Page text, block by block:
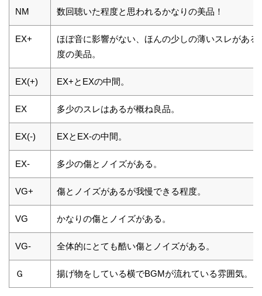
NM 数回聴いた程度と思われるかなりの美品！
EX+
ほぼ音に影響がない、ほんの少しの薄いスレがある
度の美品。
EX(+) EX+とEXの中間。
EX 多少のスレはあるが概ね良品。
EX(-) EXとEX-の中間。
EX- 多少の傷とノイズがある。
VG+ 傷とノイズがあるが我慢できる程度。
VG かなりの傷とノイズがある。
VG- 全体的にとても酷い傷とノイズがある。
Ｇ 揚げ物をしている横でBGMが流れている雰囲気。